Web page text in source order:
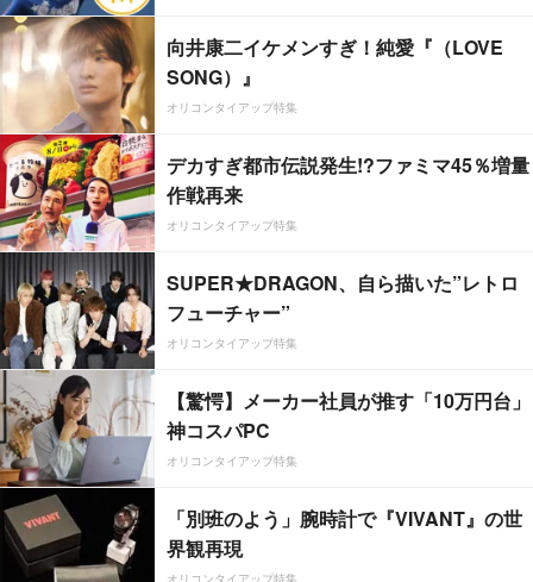
向井康二イケメンすぎ！純愛『（LOVE
SONG）』
オリコンタイアップ特集
デカすぎ都市伝説発生!?ファミマ45％増量
作戦再来
オリコンタイアップ特集
SUPER★DRAGON、自ら描いた”レトロ
フューチャー”
オリコンタイアップ特集
【驚愕】メーカー社員が推す「10万円台」
神コスパPC
オリコンタイアップ特集
「別班のよう」腕時計で『VIVANT』の世
界観再現